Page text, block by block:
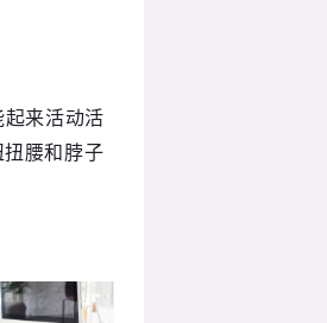
起来活动活
腰和脖子